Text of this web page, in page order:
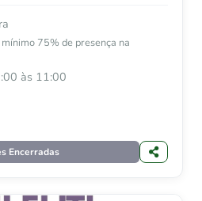
75% de presença na
às 11:00
Encerradas